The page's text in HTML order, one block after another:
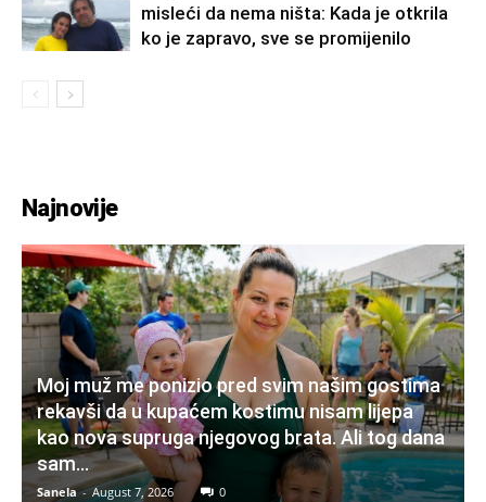
misleći da nema ništa: Kada je otkrila
ko je zapravo, sve se promijenilo
Najnovije
Moj muž me ponizio pred svim našim gostima
rekavši da u kupaćem kostimu nisam lijepa
kao nova supruga njegovog brata. Ali tog dana
sam...
Sanela - August 7, 2026 0